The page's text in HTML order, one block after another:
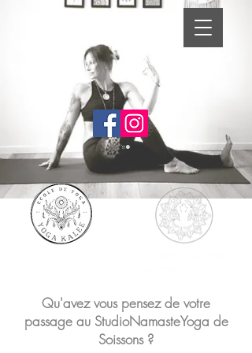
Qu'avez vous pensez de votre
passage au StudioNamasteYoga de
Soissons ?